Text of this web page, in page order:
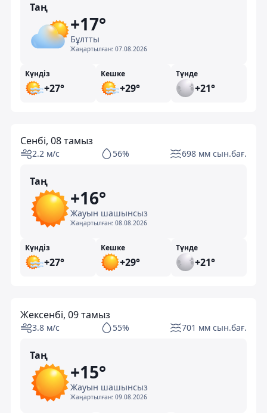
Таң
+17°
Бұлтты
Жаңартылған: 07.08.2026
Күндіз
+27°
Кешке
+29°
Түнде
+21°
Сенбі, 08 тамыз
2.2 м/с 56% 698 мм сын.бағ.
Таң
+16°
Жауын шашынсыз
Жаңартылған: 08.08.2026
Күндіз
+27°
Кешке
+29°
Түнде
+21°
Жексенбі, 09 тамыз
3.8 м/с 55% 701 мм сын.бағ.
Таң
+15°
Жауын шашынсыз
Жаңартылған: 09.08.2026